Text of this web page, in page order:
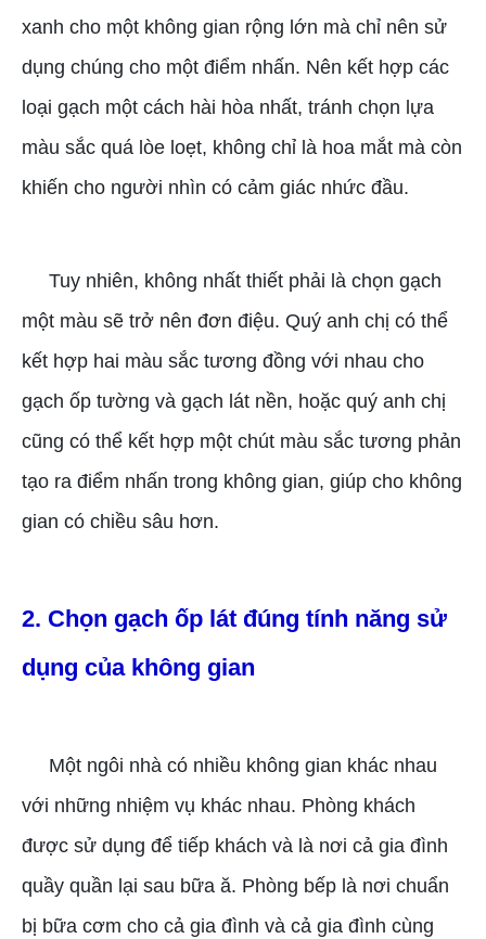
xanh cho một không gian rộng lớn mà chỉ nên sử
dụng chúng cho một điểm nhấn. Nên kết hợp các
loại gạch một cách hài hòa nhất, tránh chọn lựa
màu sắc quá lòe loẹt, không chỉ là hoa mắt mà còn
khiến cho người nhìn có cảm giác nhức đầu.
Tuy nhiên, không nhất thiết phải là chọn gạch
một màu sẽ trở nên đơn điệu. Quý anh chị có thể
kết hợp hai màu sắc tương đồng với nhau cho
gạch ốp tường và gạch lát nền, hoặc quý anh chị
cũng có thể kết hợp một chút màu sắc tương phản
tạo ra điểm nhấn trong không gian, giúp cho không
gian có chiều sâu hơn.
2. Chọn gạch ốp lát đúng tính năng sử
dụng của không gian
Một ngôi nhà có nhiều không gian khác nhau
với những nhiệm vụ khác nhau. Phòng khách
được sử dụng để tiếp khách và là nơi cả gia đình
quầy quần lại sau bữa ă. Phòng bếp là nơi chuẩn
bị bữa cơm cho cả gia đình và cả gia đình cùng